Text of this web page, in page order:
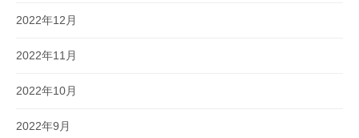
2022年12月
2022年11月
2022年10月
2022年9月